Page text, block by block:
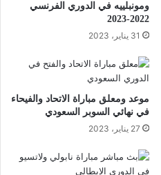
ومونبلييه في الدوري الفرنسي
2022-2023
31 يناير، 2023
موعد ومعلق مباراة الاتحاد والفيحاء
في نهائي السوبر السعودي
27 يناير، 2023